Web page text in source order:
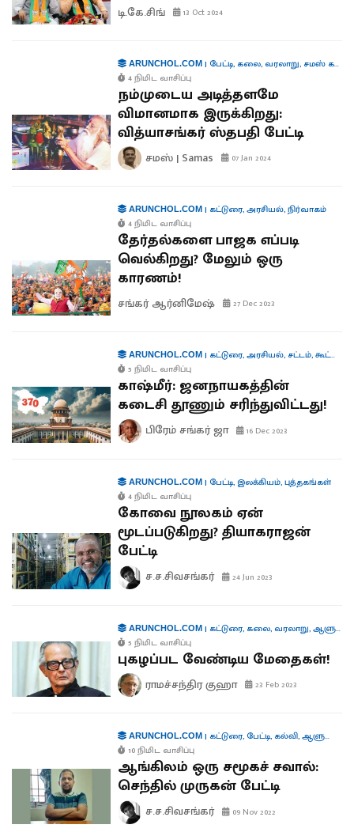
டி.கே.சிங் 13 Oct 2024
ARUNCHOL.COM| பேட்டி, கலை, வரலாறு, சமஸ் கட்டுரை
4 நிமிட வாசிப்பு
நம்முடைய அடித்தளமே
விமானமாக இருக்கிறது:
வித்யாசங்கர் ஸ்தபதி பேட்டி
சமஸ் | Samas 07 Jan 2024
ARUNCHOL.COM| கட்டுரை,அரசியல்,நிர்வாகம்
4 நிமிட வாசிப்பு
தேர்தல்களை பாஜக எப்படி
வெல்கிறது? மேலும் ஒரு
காரணம்!
சங்கர் ஆர்னிமேஷ் 27 Dec 2023
ARUNCHOL.COM| கட்டுரை,அரசியல், சட்டம்,கூட்டாட்சி
5 நிமிட வாசிப்பு
காஷ்மீர்: ஜனநாயகத்தின்
கடைசி தூணும் சரிந்துவிட்டது!
பிரேம் சங்கர் ஜா 16 Dec 2023
ARUNCHOL.COM| பேட்டி, இலக்கியம்,புத்தகங்கள்
4 நிமிட வாசிப்பு
கோவை நூலகம் ஏன்
மூடப்படுகிறது? தியாகராஜன்
பேட்டி
ச.ச.சிவசங்கர் 24 Jun 2023
ARUNCHOL.COM| கட்டுரை, கலை, வரலாறு,ஆளுமைகள்
5 நிமிட வாசிப்பு
புகழப்பட வேண்டிய மேதைகள்!
ராமச்சந்திர குஹா 23 Feb 2023
ARUNCHOL.COM| கட்டுரை, பேட்டி, கல்வி,ஆளுமைகள்
10 நிமிட வாசிப்பு
ஆங்கிலம் ஒரு சமூகச் சவால்:
செந்தில் முருகன் பேட்டி
ச.ச.சிவசங்கர் 09 Nov 2022